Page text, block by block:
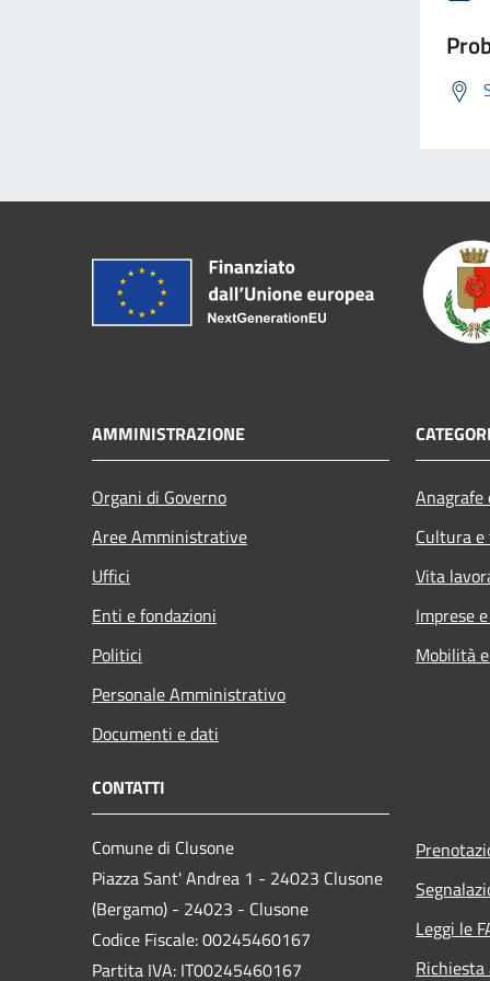
AMMINISTRAZIONE
Organi di Governo
Aree Amministrative
Uffici
Enti e fondazioni
Politici
Personale Amministrativo
Documenti e dati
Cultura
Vita
Imprese
Mobilità
CONTATTI
Comune di Clusone
Piazza Sant' Andrea 1 - 24023 Clusone
(Bergamo) - 24023 - Clusone
Codice Fiscale: 00245460167
Partita IVA: IT00245460167
Leggi le